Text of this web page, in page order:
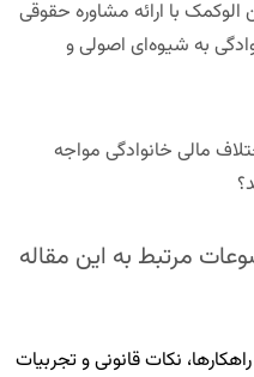
الوکمک با ارائه مشاوره حقوقی
به شیوه‌ای اصولی و
مالی خانوادگی مواجه
مرتبط به این مقاله
نکات قانونی و تجربیات